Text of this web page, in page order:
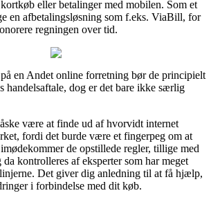
eller betalinger med mobilen. Som et
en afbetalingsløsning som f.eks. ViaBill, for
regningen over tid.
en Andet online forretning bør de principielt
handelsaftale, dog er det bare ikke særlig
være at finde ud af hvorvidt internet
fordi det burde være et fingerpeg om at
de opstillede regler, tillige med
kontrolleres af eksperter som har meget
Det giver dig anledning til at få hjælp,
i forbindelse med dit køb.